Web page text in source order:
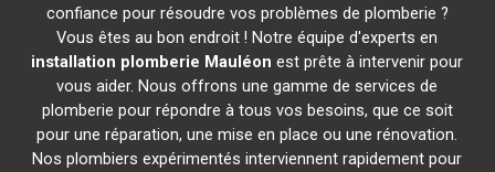
confiance pour résoudre vos problèmes de plomberie ?
Vous êtes au bon endroit ! Notre équipe d'experts en
installation plomberie Mauléon est prête à intervenir pour
vous aider. Nous offrons une gamme de services de
plomberie pour répondre à tous vos besoins, que ce soit
pour une réparation, une mise en place ou une rénovation.
Nos plombiers expérimentés interviennent rapidement pour